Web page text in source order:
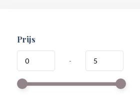
Prijs
-